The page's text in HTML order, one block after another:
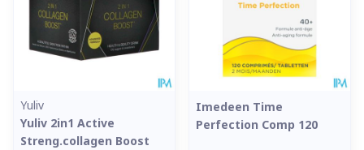
Yuliv
Yuliv 2in1 Active
Streng.collagen Boost
Imedeen Time
Perfection Comp 120